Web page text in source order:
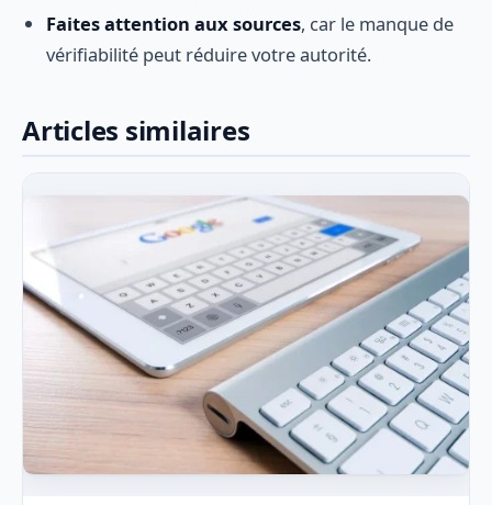
Faites attention aux sources, car le manque de
vérifiabilité peut réduire votre autorité.
Articles similaires